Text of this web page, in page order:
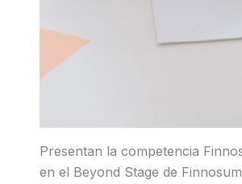
Presentan la competencia
en el Beyond Stage de